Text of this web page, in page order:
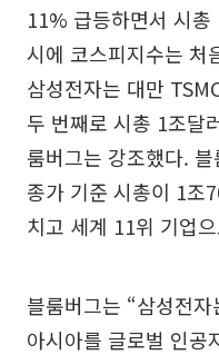
11% 급등하면서 시
시에 코스피지수는 처
삼성전자는 대만
두 번째로 시총 1조달
룸버그는 강조했다.
종가 기준 시총이 1조
치고 세계 11위 기업
블룸버그는 “삼성전
아시아를 글로벌 인공